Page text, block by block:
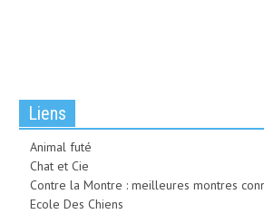
Liens
Animal futé
Chat et Cie
Contre la Montre : meilleures montres
Ecole Des Chiens